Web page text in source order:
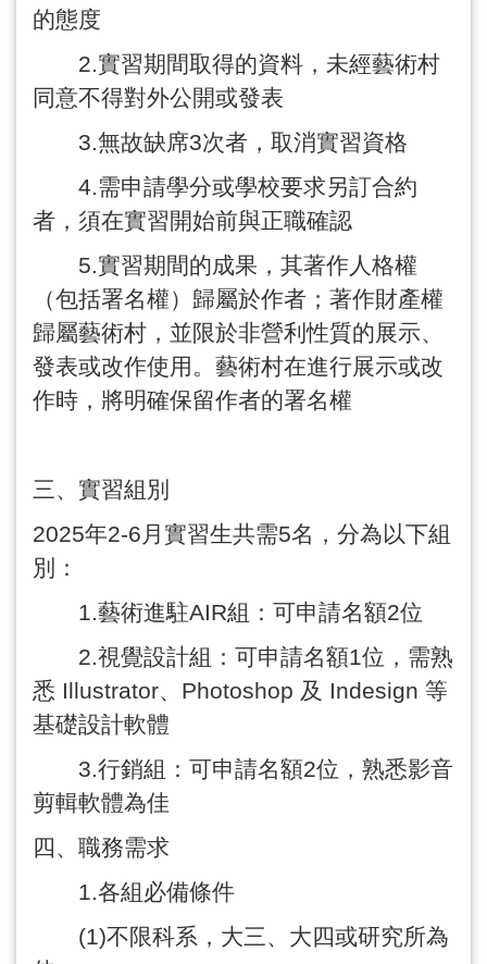
的態度
2.實習期間取得的資料，未經藝術村
同意不得對外公開或發表
3.無故缺席3次者，取消實習資格
4.需申請學分或學校要求另訂合約
者，須在實習開始前與正職確認
5.實習期間的成果，其著作人格權
（包括署名權）歸屬於作者；著作財產權
歸屬藝術村，並限於非營利性質的展示、
發表或改作使用。藝術村在進行展示或改
作時，將明確保留作者的署名權
三、實習組別
2025年2-6月實習生共需5名，分為以下組
別：
1.藝術進駐AIR組：可申請名額2位
2.視覺設計組：可申請名額1位，需熟
悉 Illustrator、 Photoshop 及 Indesign 等
基礎設計軟體
3.行銷組：可申請名額2位，熟悉影音
剪輯軟體為佳
四、職務需求
1.各組必備條件
(1)不限科系，大三、大四或研究所為